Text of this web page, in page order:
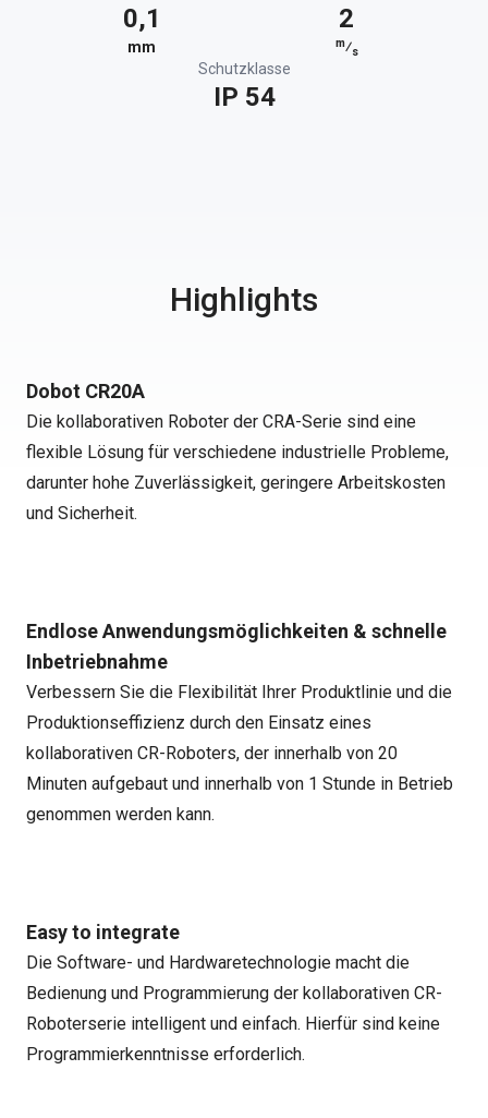
0,1
mm
2
m⁄s
Schutzklasse
IP 54
Highlights
Dobot CR20A
Die kollaborativen Roboter der CRA-Serie sind eine
flexible Lösung für verschiedene industrielle Probleme,
darunter hohe Zuverlässigkeit, geringere Arbeitskosten
und Sicherheit.
Endlose Anwendungsmöglichkeiten & schnelle
Inbetriebnahme
Verbessern Sie die Flexibilität Ihrer Produktlinie und die
Produktionseffizienz durch den Einsatz eines
kollaborativen CR-Roboters, der innerhalb von 20
Minuten aufgebaut und innerhalb von 1 Stunde in Betrieb
genommen werden kann.
Easy to integrate
Die Software- und Hardwaretechnologie macht die
Bedienung und Programmierung der kollaborativen CR-
Roboterserie intelligent und einfach. Hierfür sind keine
Programmierkenntnisse erforderlich.